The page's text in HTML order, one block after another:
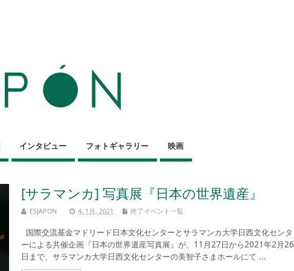
インタビュー フォトギャラリー 映画
[サラマンカ] 写真展『日本の世界遺産』
ESJAPON 4, 1月, 2021 終了イベント一覧
国際交流基金マドリード日本文化センターとサラマンカ大学日西文化センタ
ーによる共催企画『日本の世界遺産写真展』が、11月27日から2021年2月26
日まで、サラマンカ大学日西文化センターの美智子さまホールにて ...